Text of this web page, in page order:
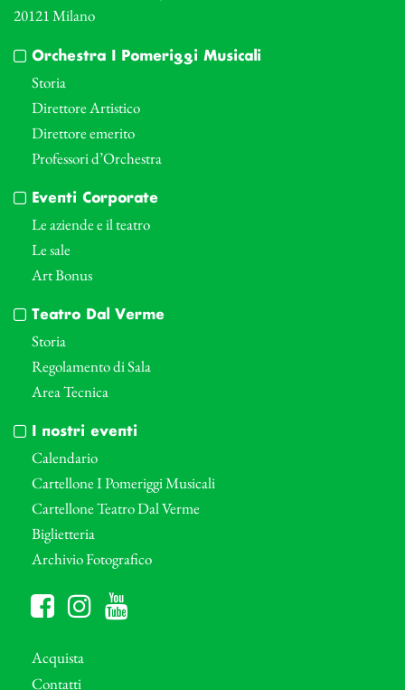
20121 Milano
Orchestra I Pomeriggi Musicali
Storia
Direttore Artistico
Direttore emerito
Professori d’Orchestra
Eventi Corporate
Le aziende e il teatro
Le sale
Art Bonus
Teatro Dal Verme
Storia
Regolamento di Sala
Area Tecnica
I nostri eventi
Calendario
Cartellone I Pomeriggi Musicali
Cartellone Teatro Dal Verme
Biglietteria
Archivio Fotografico
Acquista
Contatti